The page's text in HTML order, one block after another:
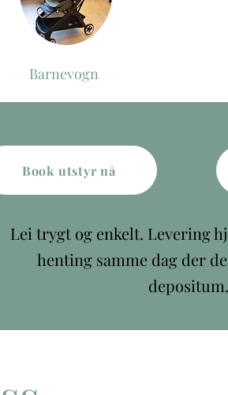
Barnevogn
Book utstyr nå
Lei trygt og enkelt. Levering
henting samme dag der
depositum.